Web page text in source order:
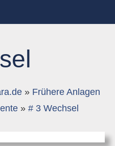
» Frühere Anlagen
» # 3 Wechsel